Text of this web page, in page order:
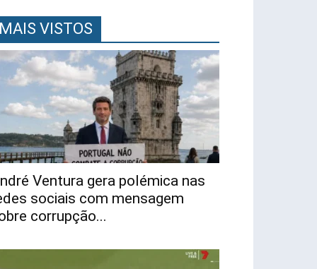
MAIS VISTOS
Ventura gera polémica nas
sociais com mensagem
corrupção...